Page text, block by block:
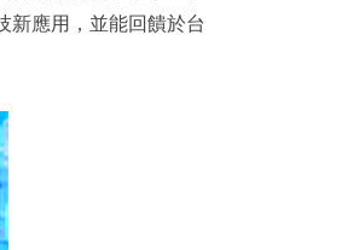
新應用，並能回饋於台